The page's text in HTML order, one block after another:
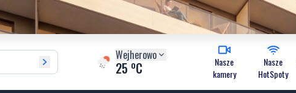
Wejherowo
25 oC
Nasze
kamery
Nasze
HotSpoty